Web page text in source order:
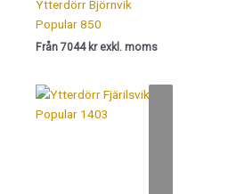
Ytterdörr Björnvik
Popular 850
Från 7044 kr exkl. moms